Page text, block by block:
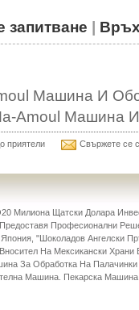
запитване | Връх
Машина И
Amoul Машина
приятели Свържете се
Милиона Щатски Долара
Професионални
"Шоколадов Ангелски
На Мексикански Храни
За Обработка На
Машина. Пекарска